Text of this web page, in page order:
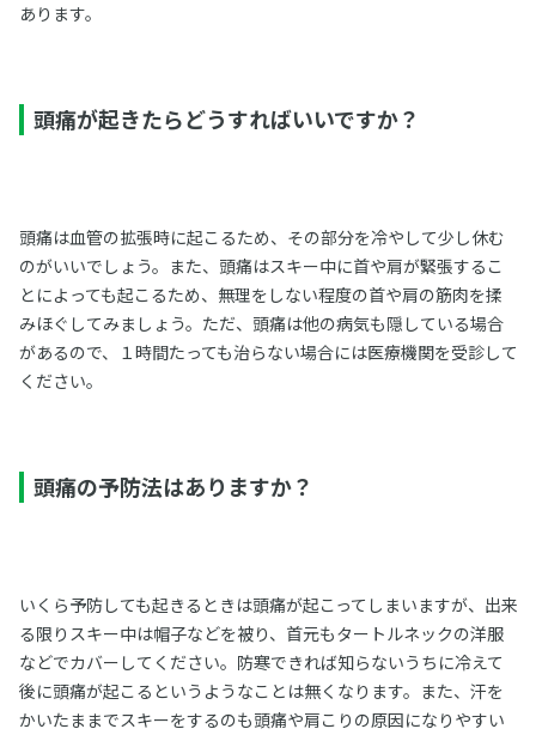
あります。
頭痛が起きたらどうすればいいですか？
頭痛は血管の拡張時に起こるため、その部分を冷やして少し休む
のがいいでしょう。また、頭痛はスキー中に首や肩が緊張するこ
とによっても起こるため、無理をしない程度の首や肩の筋肉を揉
みほぐしてみましょう。ただ、頭痛は他の病気も隠している場合
があるので、１時間たっても治らない場合には医療機関を受診して
ください。
頭痛の予防法はありますか？
いくら予防しても起きるときは頭痛が起こってしまいますが、出来
る限りスキー中は帽子などを被り、首元もタートルネックの洋服
などでカバーしてください。防寒できれば知らないうちに冷えて
後に頭痛が起こるというようなことは無くなります。また、汗を
かいたままでスキーをするのも頭痛や肩こりの原因になりやすい